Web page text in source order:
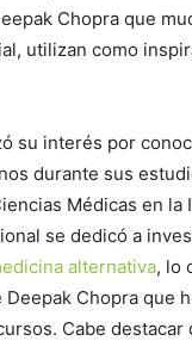
Chopra que
utilizan como
su interés por
durante sus
Médicas en la
se dedicó a
alternativa, lo
Deepak Chopra que
Cabe destacar